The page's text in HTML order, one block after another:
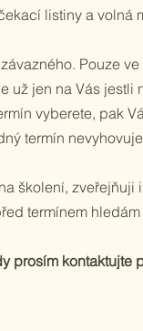
listiny a volná
Pouze
už jen na Vás
vyberete, pak
termín
školení,
termínem
prosím kontaktujte